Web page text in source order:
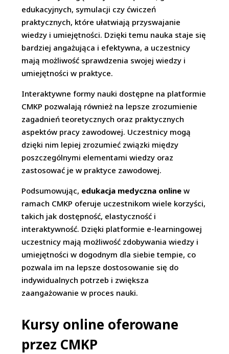
edukacyjnych, symulacji czy ćwiczeń
praktycznych, które ułatwiają przyswajanie
wiedzy i umiejętności. Dzięki temu nauka staje się
bardziej angażująca i efektywna, a uczestnicy
mają możliwość sprawdzenia swojej wiedzy i
umiejętności w praktyce.
Interaktywne formy nauki dostępne na platformie
CMKP pozwalają również na lepsze zrozumienie
zagadnień teoretycznych oraz praktycznych
aspektów pracy zawodowej. Uczestnicy mogą
dzięki nim lepiej zrozumieć związki między
poszczególnymi elementami wiedzy oraz
zastosować je w praktyce zawodowej.
Podsumowując, edukacja medyczna online w
ramach CMKP oferuje uczestnikom wiele korzyści,
takich jak dostępność, elastyczność i
interaktywność. Dzięki platformie e-learningowej
uczestnicy mają możliwość zdobywania wiedzy i
umiejętności w dogodnym dla siebie tempie, co
pozwala im na lepsze dostosowanie się do
indywidualnych potrzeb i zwiększa
zaangażowanie w proces nauki.
Kursy online oferowane
przez CMKP